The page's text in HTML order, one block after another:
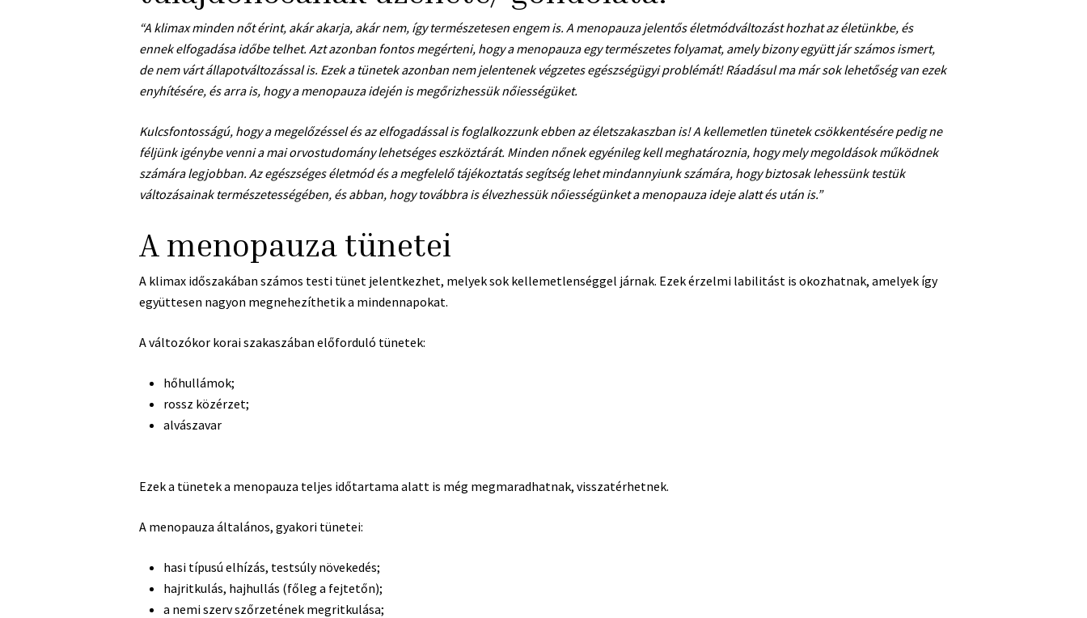
“A klimax minden nőt érint, akár akarja, akár nem, így természetesen engem is. A menopauza jelentős életmódváltozást hozhat az életünkbe, és
ennek elfogadása időbe telhet. Azt azonban fontos megérteni, hogy a menopauza egy természetes folyamat, amely bizony együtt jár számos ismert,
de nem várt állapotváltozással is. Ezek a tünetek azonban nem jelentenek végzetes egészségügyi problémát! Ráadásul ma már sok lehetőség van ezek
enyhítésére, és arra is, hogy a menopauza idején is megőrizhessük nőiességüket.
Kulcsfontosságú, hogy a megelőzéssel és az elfogadással is foglalkozzunk ebben az életszakaszban is! A kellemetlen tünetek csökkentésére pedig ne
féljünk igénybe venni a mai orvostudomány lehetséges eszköztárát. Minden nőnek egyénileg kell meghatároznia, hogy mely megoldások működnek
számára legjobban. Az egészséges életmód és a megfelelő tájékoztatás segítség lehet mindannyiunk számára, hogy biztosak lehessünk testük
változásainak természetességében, és abban, hogy továbbra is élvezhessük nőiességünket a menopauza ideje alatt és után is.”
A menopauza tünetei
A klimax időszakában számos testi tünet jelentkezhet, melyek sok kellemetlenséggel járnak. Ezek érzelmi labilitást is okozhatnak, amelyek így
együttesen nagyon megnehezíthetik a mindennapokat.
A változókor korai szakaszában előforduló tünetek:
hőhullámok;
rossz közérzet;
alvászavar
Ezek a tünetek a menopauza teljes időtartama alatt is még megmaradhatnak, visszatérhetnek.
A menopauza általános, gyakori tünetei:
hasi típusú elhízás, testsúly növekedés;
hajritkulás, hajhullás (főleg a fejtetőn);
a nemi szerv szőrzetének megritkulása;